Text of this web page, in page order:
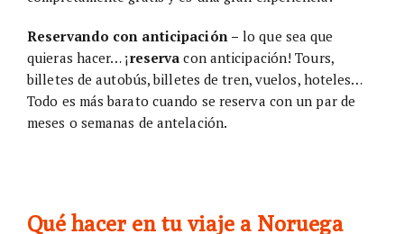
Reservando con anticipación – lo que sea que
quieras hacer… ¡reserva con anticipación! Tours,
billetes de autobús, billetes de tren, vuelos, hoteles…
Todo es más barato cuando se reserva con un par de
meses o semanas de antelación.
Qué hacer en tu viaje a Noruega